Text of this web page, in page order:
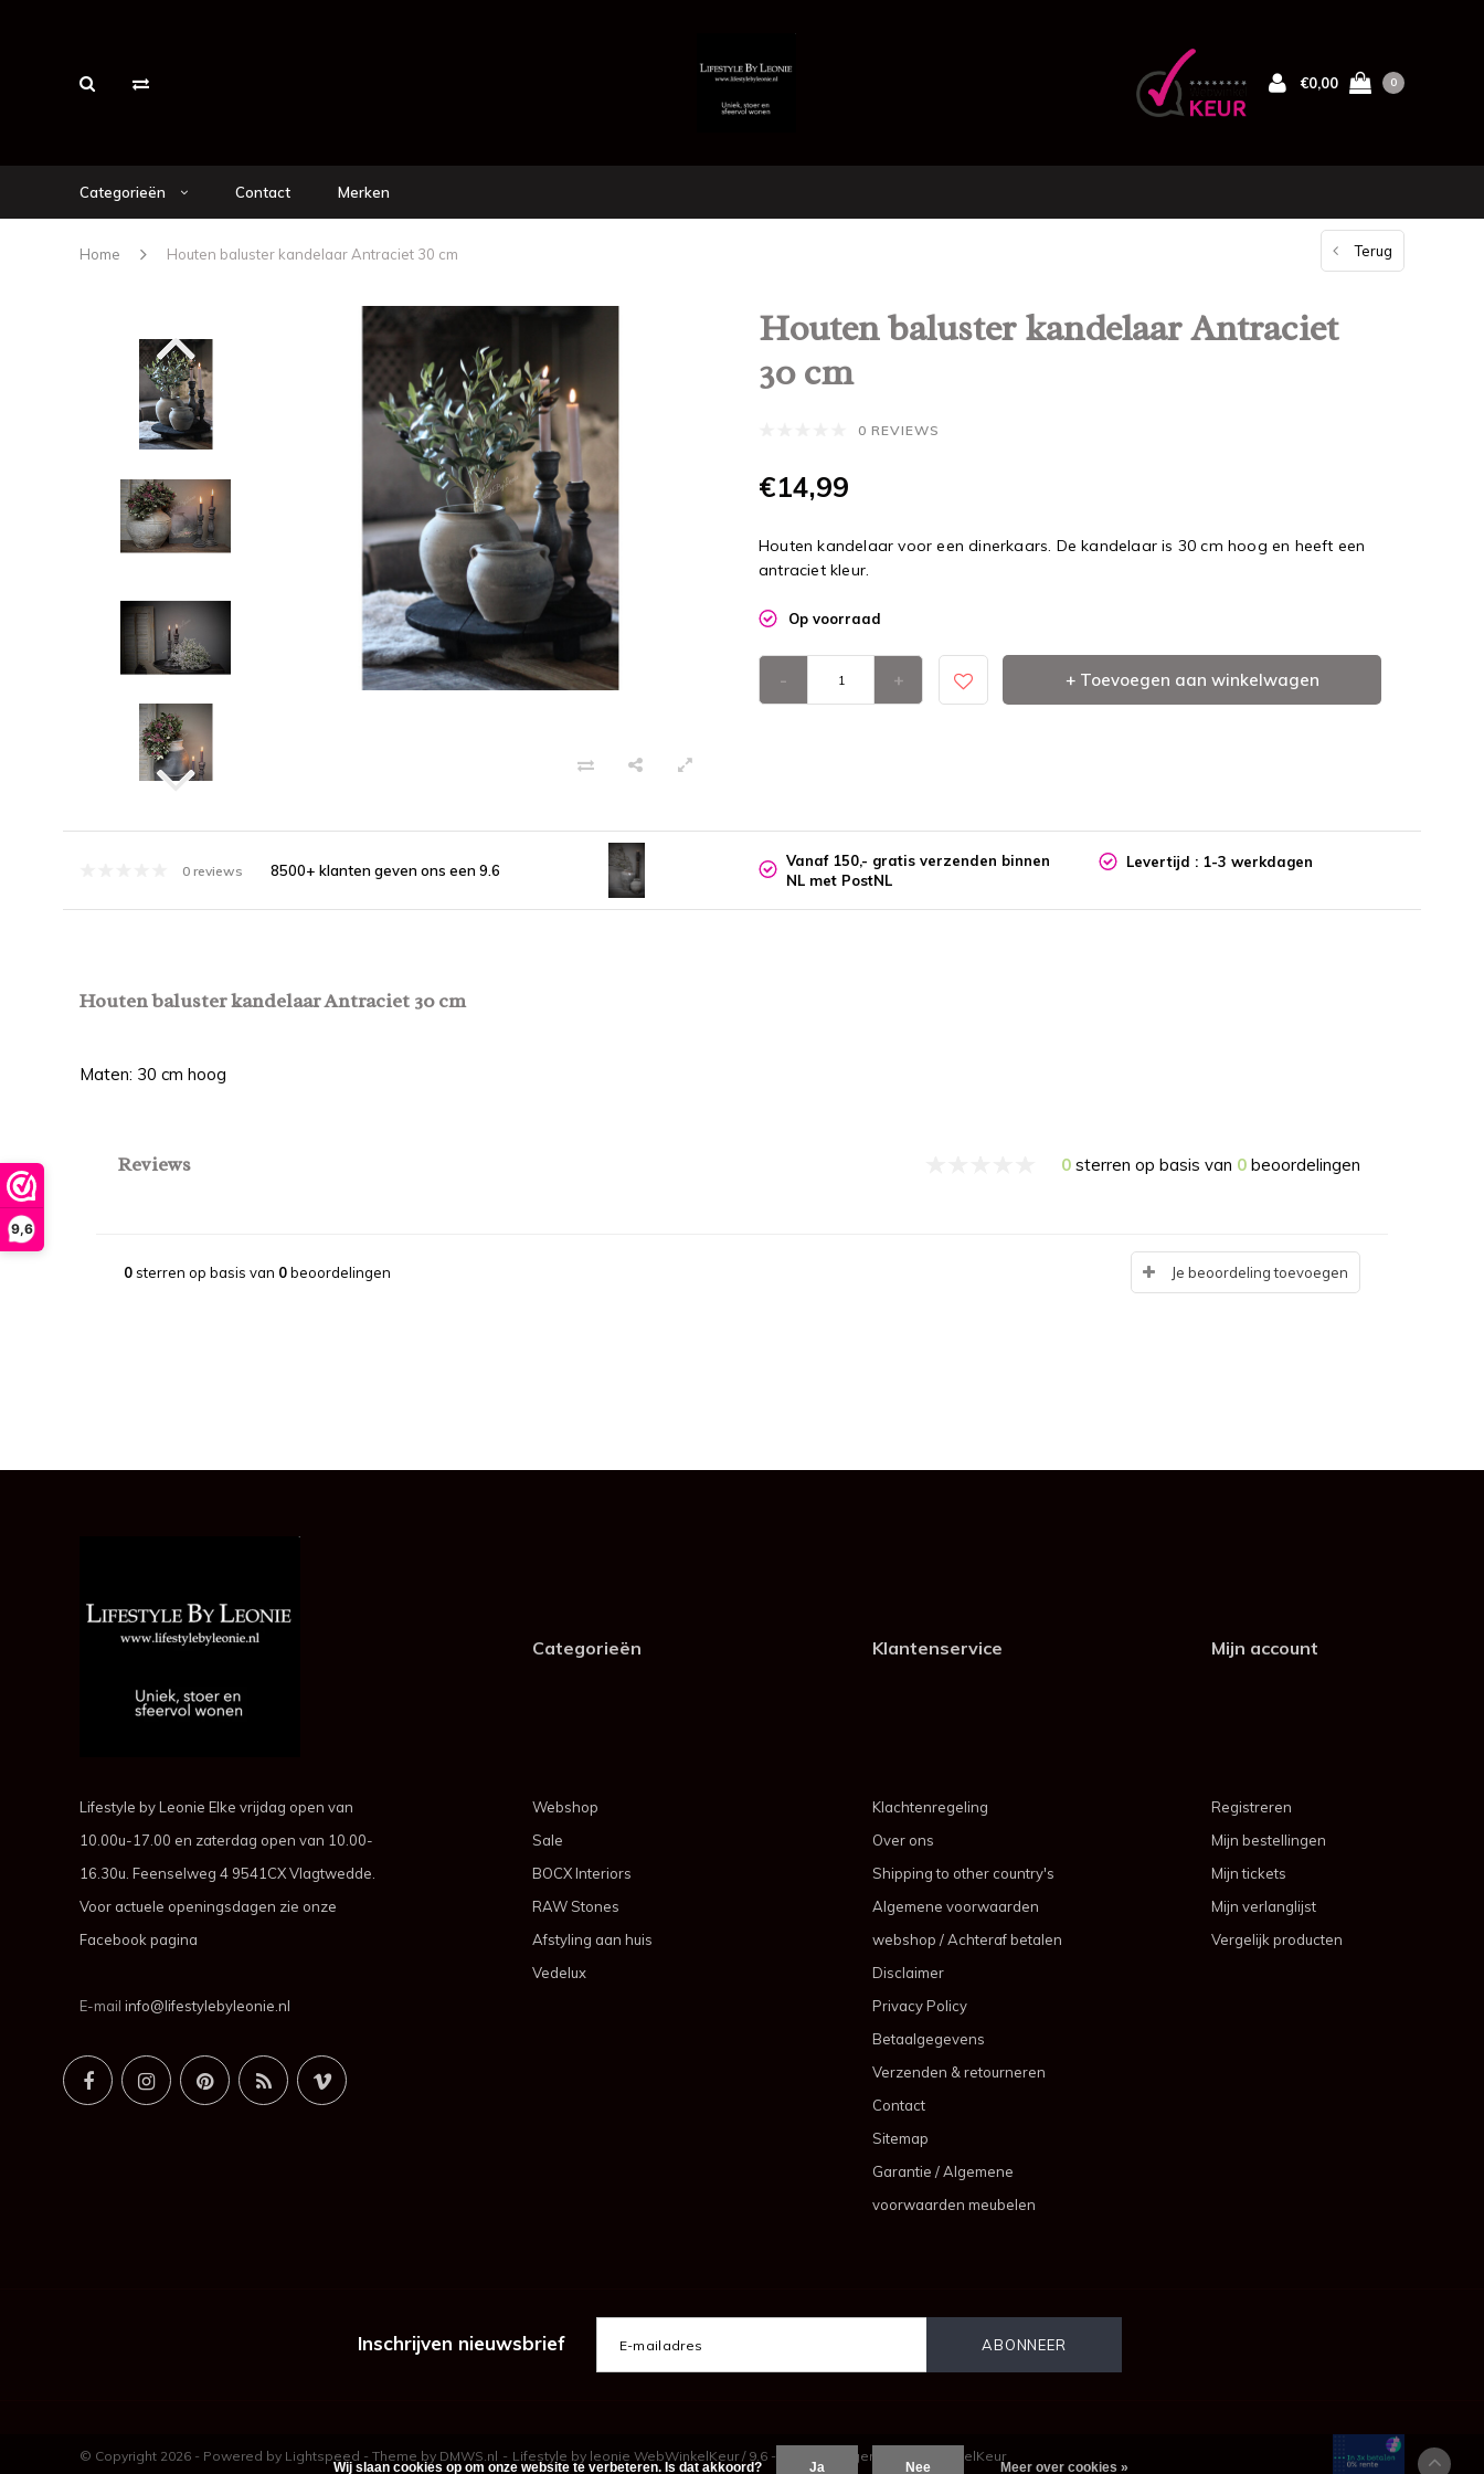
9,6
€0,00 0
Categorieën Contact Merken
Home Houten baluster kandelaar Antraciet 30 cm Terug
Houten baluster kandelaar Antraciet
30 cm
0 REVIEWS
€14,99
Houten kandelaar voor een dinerkaars. De kandelaar is 30 cm hoog en heeft een
antraciet kleur.
Op voorraad
- + + Toevoegen aan winkelwagen
0 reviews 8500+ klanten geven ons een 9.6
Vanaf 150,- gratis verzenden binnen
NL met PostNL
Levertijd : 1-3 werkdagen
Houten baluster kandelaar Antraciet 30 cm
Maten: 30 cm hoog
Reviews 0 sterren op basis van 0 beoordelingen
0sterren op basis van 0beoordelingen Je beoordeling toevoegen
Lifestyle by Leonie Elke vrijdag open van
10.00u-17.00 en zaterdag open van 10.00-
16.30u. Feenselweg 4 9541CX Vlagtwedde.
Voor actuele openingsdagen zie onze
Facebook pagina
E-mail info@lifestylebyleonie.nl
Categorieën
Webshop
Sale
BOCX Interiors
RAW Stones
Afstyling aan huis
Vedelux
Klantenservice
Klachtenregeling
Over ons
Shipping to other country's
Algemene voorwaarden
webshop / Achteraf betalen
Disclaimer
Privacy Policy
Betaalgegevens
Verzenden & retourneren
Contact
Sitemap
Garantie / Algemene
voorwaarden meubelen
Mijn account
Registreren
Mijn bestellingen
Mijn tickets
Mijn verlanglijst
Vergelijk producten
Inschrijven nieuwsbrief
© Copyright 2026 - Powered by Lightspeed - Theme by DMWS.nl - Lifestyle by leonie WebWinkelKeur/ 9.6 - beoordelingen op WebWinkelKeur
Wij slaan cookies op om onze website te verbeteren. Is dat akkoord? Ja Nee Meer over cookies »